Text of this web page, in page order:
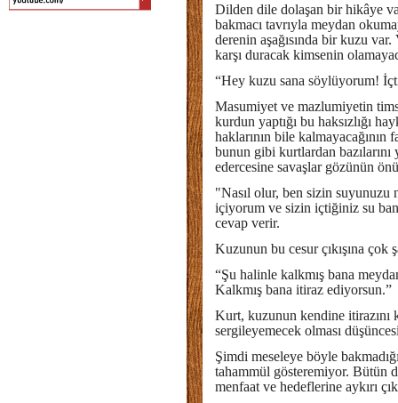
Dilden dile dolaşan bir hikâye
bakmacı tavrıyla meydan
derenin aşağısında bir kuzu
karşı duracak kimsenin
“Hey kuzu sana söylüyorum!
Masumiyet ve mazlumiyetin
kurdun yaptığı bu haksızlığı
haklarının bile
bunun gibi kurtlardan bazılarını
edercesine savaşlar gözünün
"Nasıl olur, ben sizin suyunuzu
içiyorum ve sizin içtiğiniz su
cevap verir.
Kuzunun bu cesur çıkışına
“Şu halinle kalkmış bana
Kalkmış bana itiraz ediyorsun.”
Kurt, kuzunun kendine itirazını
sergileyemecek olması
Şimdi meseleye böyle
tahammül gösteremiyor. Bütün
menfaat ve hedeflerine aykırı